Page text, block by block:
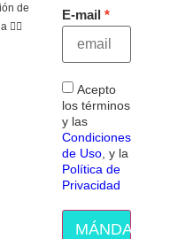
de
E-mail
Acepto
los términos
y las
Condiciones
de Uso , y la
Política de
Privacidad
MÁNDAME